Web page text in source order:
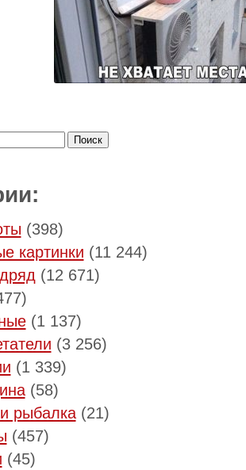
(398)
картинки (11 244)
(12 671)
(1 137)
(3 256)
(1 339)
(58)
рыбалка(21)
(457)
(45)